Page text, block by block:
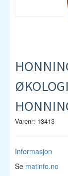
Varenr: 13413
Informasjon
Se matinfo.no